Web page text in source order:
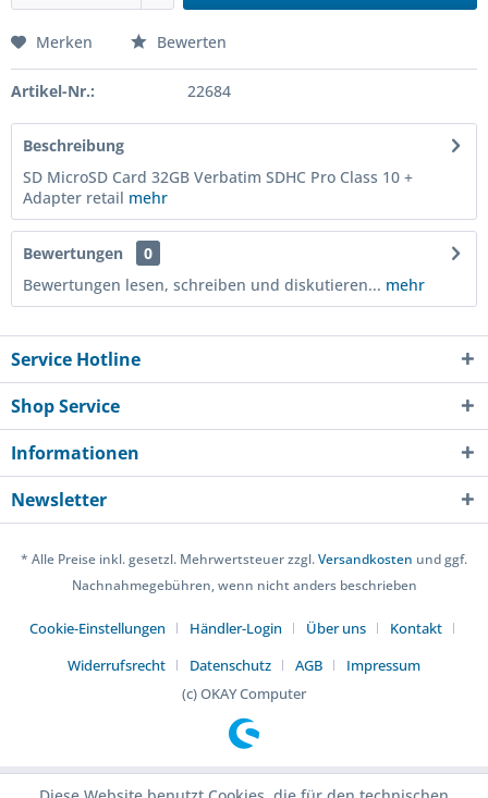
Merken Bewerten
Artikel-Nr.: 22684
Beschreibung
SD MicroSD Card 32GB Verbatim SDHC Pro Class 10 +
Adapter retail mehr
Bewertungen
0
Bewertungen lesen, schreiben und diskutieren... mehr
Service Hotline
Shop Service
Informationen
Newsletter
* Alle Preise inkl. gesetzl. Mehrwertsteuer zzgl.Versandkosten und ggf.
Nachnahmegebühren, wenn nicht anders beschrieben
Cookie-Einstellungen Händler-Login Über uns
Kontakt
Widerrufsrecht
Datenschutz AGB
Impressum
(c) OKAY Computer